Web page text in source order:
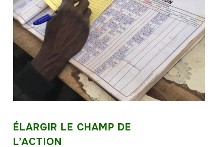
ÉLARGIR LE CHAMP DE
L’ACTION